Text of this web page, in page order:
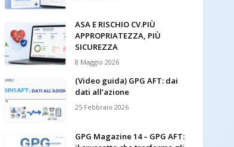
ASA E RISCHIO CV.PIÙ
APPROPRIATEZZA, PIÙ
SICUREZZA
8 Maggio 2026
(Video guida) GPG AFT: dai
dati all’azione
25 Febbraio 2026
GPG Magazine 14 – GPG AFT: